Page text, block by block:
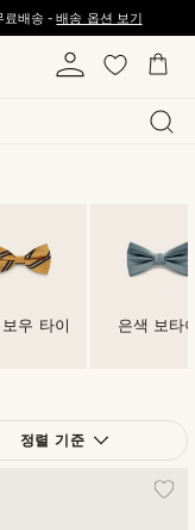
료배송 -배송 옵션 보기
우 타이 은색 보타
정렬 기준